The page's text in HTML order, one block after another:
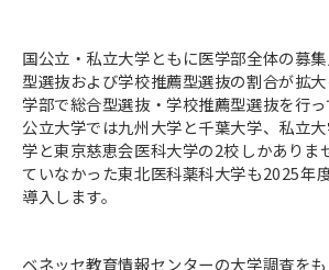
国公立・私立大学ともに医学部全体の募
型選抜および学校推薦型選抜の割合が拡
学部で総合型選抜・学校推薦型選抜を行
公立大学では九州大学と千葉大学、私立
学と東京慈恵会医科大学の2校しかありま
ていなかった東北医科薬科大学も2025年
導入します。
ベネッセ教育情報センターの大学調査を